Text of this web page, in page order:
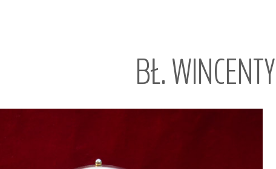
BŁ.WINCENTY